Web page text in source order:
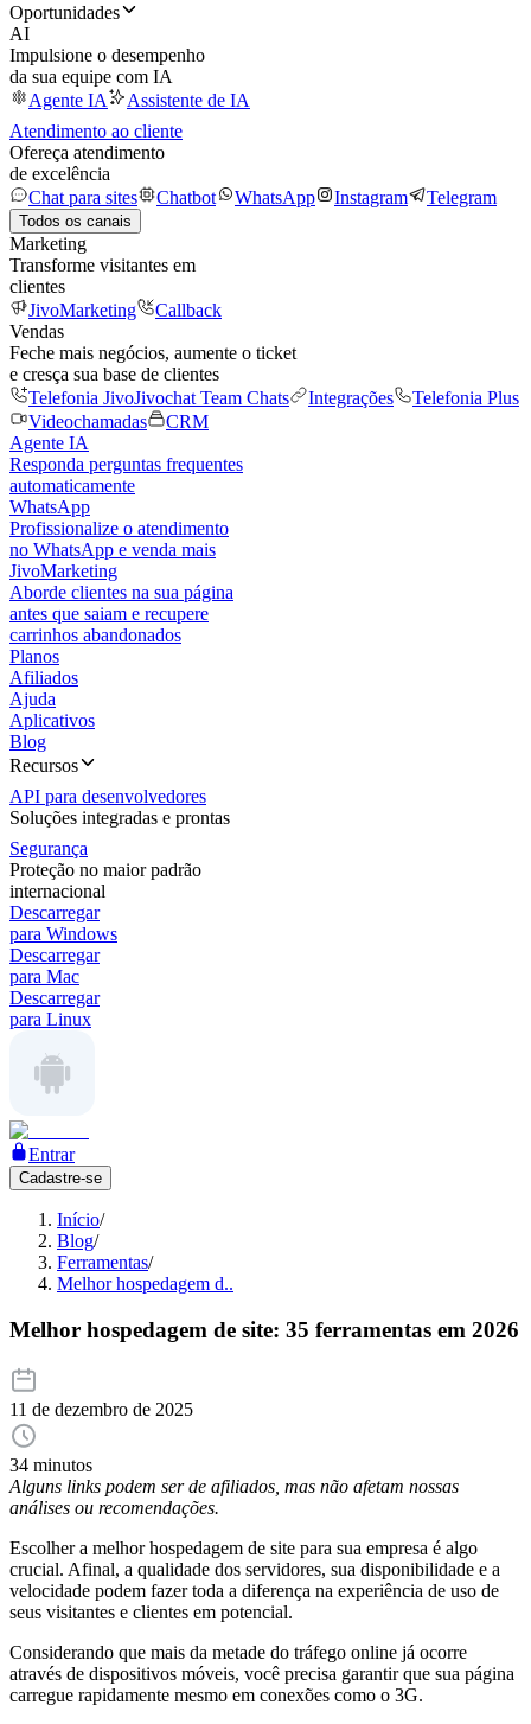
Oportunidades
AI
Impulsione o desempenho
da sua equipe com IA
Agente IA
Assistente de IA
Atendimento ao cliente
Ofereça atendimento
de excelência
Chat para sites
Chatbot WhatsApp Instagram Telegram
Todos os canais
Marketing
Transforme visitantes em
clientes
JivoMarketing
Callback
Vendas
Feche mais negócios, aumente o ticket
e cresça sua base de clientes
Telefonia JivoJivochat Team Chats Integrações
Telefonia Plus
Videochamadas
CRM
Agente IA
Responda perguntas frequentes
automaticamente
WhatsApp
Profissionalize o atendimento
no WhatsApp e venda mais
JivoMarketing
Aborde clientes na sua página
antes que saiam e recupere
carrinhos abandonados
Planos
Afiliados
Ajuda
Aplicativos
Blog
Recursos
API para desenvolvedores
Soluções integradas e prontas
Segurança
Proteção no maior padrão
internacional
Descarregar
para Windows
Descarregar
para Mac
Descarregar
para Linux
Entrar
Cadastre-se
Início/
Blog/
Ferramentas/
Melhor hospedagem d..
Melhor hospedagem de site: 35 ferramentas em 2026
11 de dezembro de 2025
34 minutos
Alguns links podem ser de afiliados, mas não afetam nossas
análises ou recomendações.
Escolher a melhor hospedagem de site para sua empresa é algo
crucial. Afinal, a qualidade dos servidores, sua disponibilidade e a
velocidade podem fazer toda a diferença na experiência de uso de
seus visitantes e clientes em potencial.
Considerando que mais da metade do tráfego online já ocorre
através de dispositivos móveis, você precisa garantir que sua página
carregue rapidamente mesmo em conexões como o 3G.